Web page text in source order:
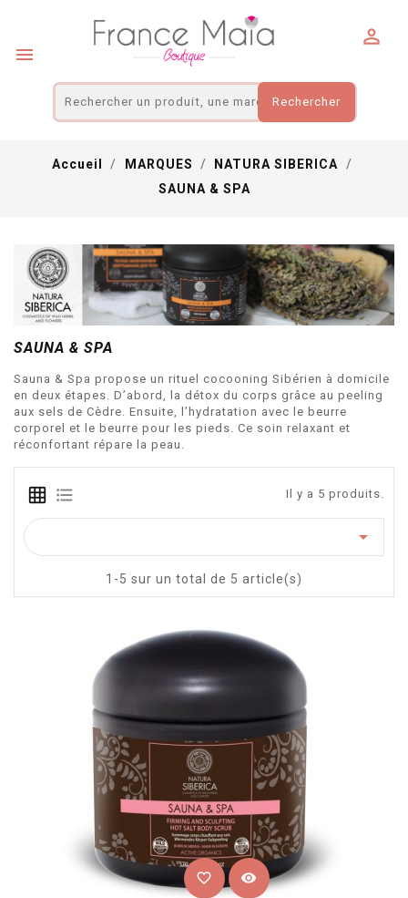
Rechercher


Accueil MARQUES
NATURA SIBERICA
SAUNA & SPA
SAUNA & SPA
Sauna & Spa propose un rituel cocooning Sibérien à domicile
en deux étapes. D’abord, la détox du corps grâce au peeling
aux sels de Cèdre. Ensuite, l’hydratation avec le beurre
corporel et le beurre pour les pieds. Ce soin relaxant et
réconfortant répare la peau.
Il y a 5 produits.

1-5 sur un total de 5 article(s)
favorite_border visibility